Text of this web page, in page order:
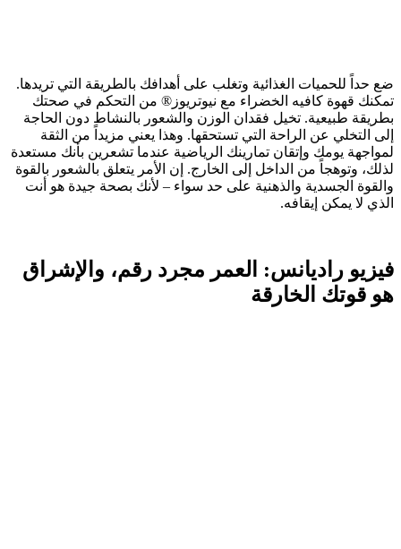
ضع حداً للحميات الغذائية وتغلب على أهدافك بالطريقة التي تريدها.
تمكنك قهوة كافيه الخضراء مع نيوتريوز® من التحكم في صحتك
بطريقة طبيعية. تخيل فقدان الوزن والشعور بالنشاط دون الحاجة
إلى التخلي عن الراحة التي تستحقها. وهذا يعني مزيداً من الثقة
لمواجهة يومك وإتقان تمارينك الرياضية عندما تشعرين بأنك مستعدة
لذلك، وتوهجاً من الداخل إلى الخارج. إن الأمر يتعلق بالشعور بالقوة
والقوة الجسدية والذهنية على حد سواء – لأنك بصحة جيدة هو أنت
الذي لا يمكن إيقافه.
فيزيو راديانس: العمر مجرد رقم، والإشراق
هو قوتك الخارقة